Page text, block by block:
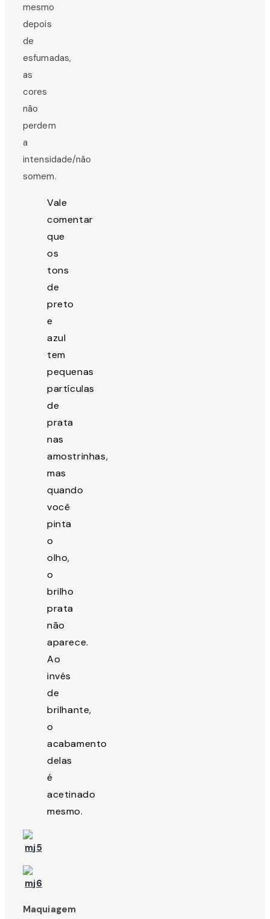
mesmo
depois
de
esfumadas,
as
cores
não
perdem
a
intensidade/não
somem.
Vale
comentar
que
os
tons
de
preto
e
azul
tem
pequenas
partículas
de
prata
nas
amostrinhas,
mas
quando
você
pinta
o
olho,
o
brilho
prata
não
aparece.
Ao
invés
de
brilhante,
o
acabamento
delas
é
acetinado
mesmo.
Maquiagem